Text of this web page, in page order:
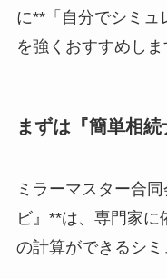
に**「自分でシミュ
を強くおすすめしま
まずは『簡単相
ミラーマスター合
ビ』**は、専門家
の計算ができるシミ